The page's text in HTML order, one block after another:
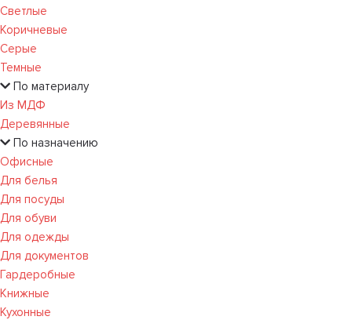
Светлые
Коричневые
Серые
Темные
По материалу
Из МДФ
Деревянные
По назначению
Офисные
Для белья
Для посуды
Для обуви
Для одежды
Для документов
Гардеробные
Книжные
Кухонные